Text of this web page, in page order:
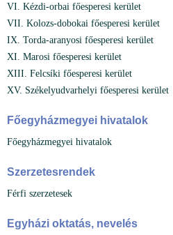
VI. Kézdi-orbai főesperesi kerület
VII. Kolozs-dobokai főesperesi kerület
IX. Torda-aranyosi főesperesi kerület
XI. Marosi főesperesi kerület
XIII. Felcsíki főesperesi kerület
XV. Székelyudvarhelyi főesperesi kerület
Főegyházmegyei hivatalok
Főegyházmegyei hivatalok
Szerzetesrendek
Férfi szerzetesek
Egyházi oktatás, nevelés